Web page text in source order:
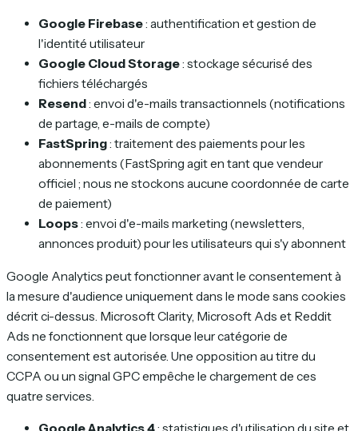
Google Firebase: authentification et gestion de
l'identité utilisateur
Google Cloud Storage: stockage sécurisé des
fichiers téléchargés
Resend: envoi d'e-mails transactionnels (notifications
de partage, e-mails de compte)
FastSpring: traitement des paiements pour les
abonnements (FastSpring agit en tant que vendeur
officiel ; nous ne stockons aucune coordonnée de carte
de paiement)
Loops: envoi d'e-mails marketing (newsletters,
annonces produit) pour les utilisateurs qui s'y abonnent
Google Analytics peut fonctionner avant le consentement à
la mesure d'audience uniquement dans le mode sans cookies
décrit ci-dessus. Microsoft Clarity, Microsoft Ads et Reddit
Ads ne fonctionnent que lorsque leur catégorie de
consentement est autorisée. Une opposition au titre du
CCPA ou un signal GPC empêche le chargement de ces
quatre services.